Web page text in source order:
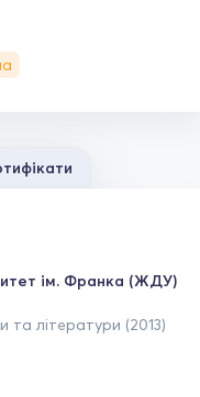
ім. Франка (ЖДУ)
та літератури (2013)